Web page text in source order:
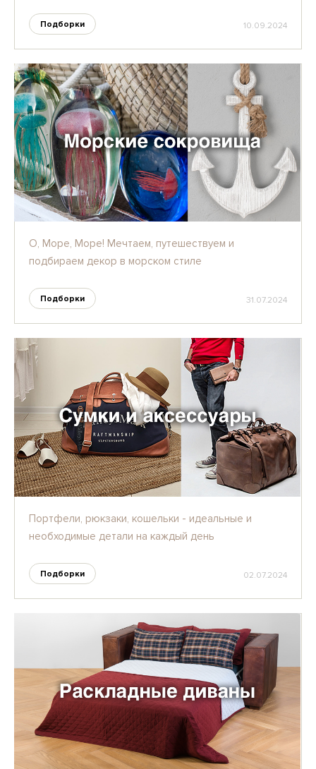
10.09.2024
Подборки
31.07.2024
О, Море, Море! Мечтаем, путешествуем и
подбираем декор в морском стиле
Подборки
02.07.2024
Портфели, рюкзаки, кошельки - идеальные и
необходимые детали на каждый день
Подборки